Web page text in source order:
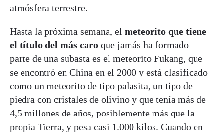
atmósfera terrestre.
Hasta la próxima semana, el meteorito que tiene
el título del más caro que jamás ha formado
parte de una subasta es el meteorito Fukang, que
se encontró en China en el 2000 y está clasificado
como un meteorito de tipo palasita, un tipo de
piedra con cristales de olivino y que tenía más de
4,5 millones de años, posiblemente más que la
propia Tierra, y pesa casi 1.000 kilos. Cuando en